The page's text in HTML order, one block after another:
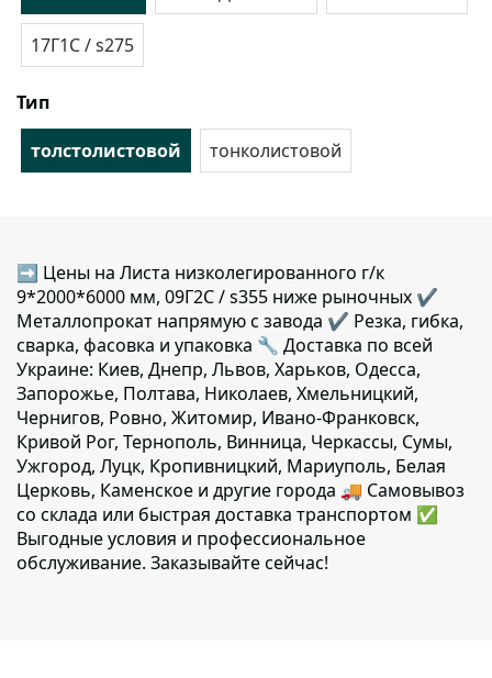
17Г1С / s275
Тип
толстолистовой
тонколистовой
➡ Цены на Листа низколегированного г/к
9*2000*6000 мм, 09Г2С / s355 ниже рыночных ✔️
Металлопрокат напрямую с завода ✔️ Резка, гибка,
сварка, фасовка и упаковка 🔧 Доставка по всей
Украине: Киев, Днепр, Львов, Харьков, Одесса,
Запорожье, Полтава, Николаев, Хмельницкий,
Чернигов, Ровно, Житомир, Ивано-Франковск,
Кривой Рог, Тернополь, Винница, Черкассы, Сумы,
Ужгород, Луцк, Кропивницкий, Мариуполь, Белая
Церковь, Каменское и другие города 🚚 Самовывоз
со склада или быстрая доставка транспортом ✅
Выгодные условия и профессиональное
обслуживание. Заказывайте сейчас!